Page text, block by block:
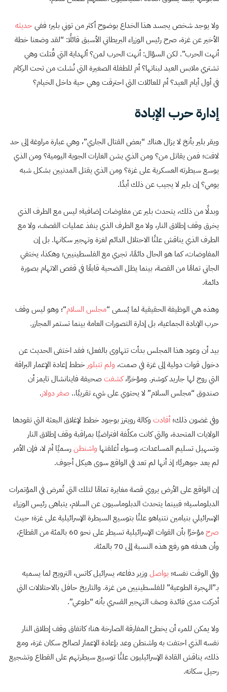
ولا يوجد شخص يجسد هذا الخداع بوضوح أكثر من توني بلير؛ ففيحديثه
الأخير عن غزة، صرح رئيس الوزراء البريطاني الأسبق قائلًا: “لقد وضعنا خطة
أنهت الحرب”. لكن السؤال: أنهت الحرب لمن؟ ألهداية التي قُتلت وهي
تشتري ملابس العيد لبناتها؟ أم للطفلة الصغيرة التي نُشلت من تحت الركام
في أول أيام العيد؟ أم للعائلات التي احترقت وهي حية داخل الخيام؟
إدارة حرب الإبادة
ويقر بلير بأنخ لا يزال هناك “بعض القتال الجاري”، وهي عبارة مراوغة إلى حد
لافت؛ فمن يقاتل من؟ ومن الذي يشن الغارات الجوية اليومية؟ ومن الذي
يوسع سيطرته العسكرية على غزة؟ ومن الذي يقتل المدنيين بشكل شبه
يومي؟ إن بلير لا يجيب عن ذلك أبدًا.
وبدلًا من ذلك، يتحدث بلير عن مفاوضات إضافية؛ ليس مع الطرف الذي
يخرق وقف إطلاق النار، ولا مع الطرف الذي ينفذ عمليات القصف، ولا مع
الطرف الذي يناقش علنًا الاحتلال الدائم لغزة وتهجير سكانها. بل إن
المفاوضات، كما هو الحال دائمًا، تجري مع الفلسطينيين؛ وهكذا، يختفي
الجاني تمامًا من القصة، بينما يظل الضحية قابعًا في قفص الاتهام بصورة
دائمة.
وهذه هي الوظيفة الحقيقية لما يُسمى “مجلس السلام“؛ وهو ليس وقف
حرب الإبادة الجماعية، بل إدارة التصورات العامة بينما تستمر المجازر.
بيد أن وعود هذا المجلس بدأت تتهاوى بالفعل؛ فقد اختفى الحديث عن
دخول قوات دولية إلى غزة في صمت، ولم تتبلور خطط إعادة الإعمار البراقة
التي روج لها جاريد كوشنر. ومؤخرًا، كشفت صحيفة فاينانشال تايمز أن
صندوق “مجلس السلام” لا يحتوي على شيء تقريبًا.. صفر دولار.
وفي غضون ذلك؛ أفادتوكالة رويترز بوجود خطط لإغلاق البعثة التي تقودها
الولايات المتحدة، والتي كانت مكلّفة افتراضيًا بمراقبة وقف إطلاق النار
وتسهيل تسليم المساعدات، وسواء أغلقتها واشنطنرسميًا أم لا، فإن الأمر
لم يعد جوهريًا؛ إذ أنها لم تعد في الواقع سوى هيكل أجوف.
إن الواقع على الأرض يروي قصة مغايرة تمامًا لتلك التي تُعرض في المؤتمرات
الدبلوماسية؛ فبينما يتحدث الدبلوماسيون عن السلام، يتباهى رئيس الوزراء
الإسرائيلي بنيامين نتنياهو علنًا بتوسيع السيطرة الإسرائيلية على غزة؛ حيث
صرح
مؤخرًا بأن القوات الإسرائيلية تسيطر على نحو 60 بالمئة من القطاع،
وأن هدفه هو رفع هذه النسبة إلى 70 بالمئة.
وفي الوقت نفسه؛ يواصلوزير دفاعه، يسرائيل كاتس، الترويج لما يسميه
بـ”الهجرة الطوعية” للفلسطينيين من غزة. والتاريخ حافل بالاحتلالات التي
أدركت مدى فائدة وصف التهجير القسري بأنه “طوعي”.
ولا يمكن للمرء أن يخطئ المفارقة الصارخة هنا؛ كاتفاق وقف إطلاق النار
نفسه الذي احتفت به واشنطن وعد بإعادة الإعمار لصالح سكان غزة، ومع
ذلك، يناقش القادة الإسرائيليون علنًا توسيع سيطرتهم على القطاع وتشجيع
رحيل سكانه.